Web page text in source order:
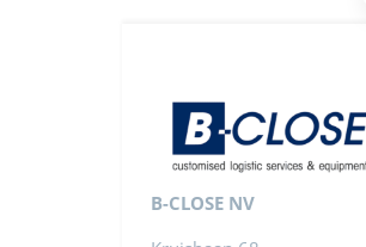
B-CLOSE NV